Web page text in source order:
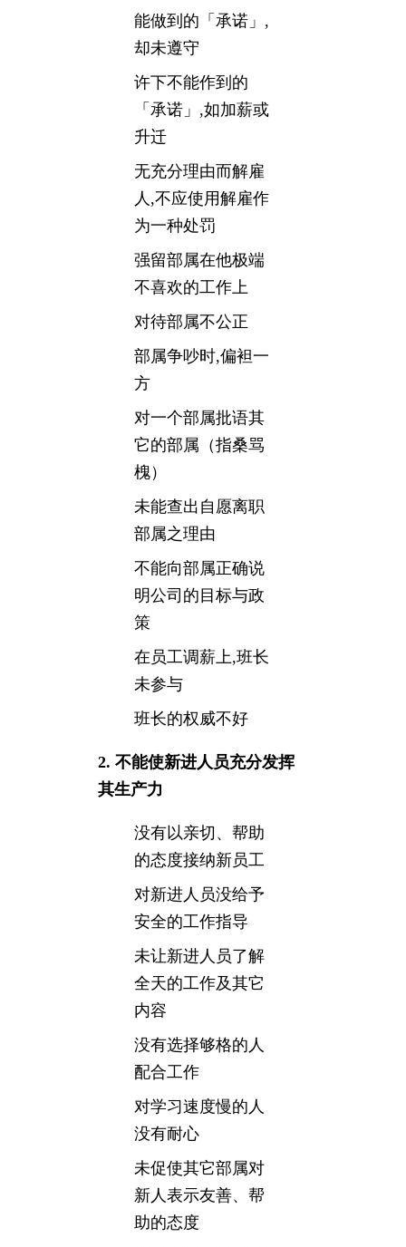
能做到的「承诺」,
却未遵守
许下不能作到的
「承诺」,如加薪或
升迁
无充分理由而解雇
人,不应使用解雇作
为一种处罚
强留部属在他极端
不喜欢的工作上
对待部属不公正
部属争吵时,偏袒一
方
对一个部属批语其
它的部属（指桑骂
槐）
未能查出自愿离职
部属之理由
不能向部属正确说
明公司的目标与政
策
在员工调薪上,班长
未参与
班长的权威不好
2. 不能使新进人员充分发挥
其生产力
没有以亲切、帮助
的态度接纳新员工
对新进人员没给予
安全的工作指导
未让新进人员了解
全天的工作及其它
内容
没有选择够格的人
配合工作
对学习速度慢的人
没有耐心
未促使其它部属对
新人表示友善、帮
助的态度